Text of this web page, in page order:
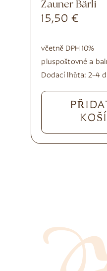
Zauner Bärli
15,50€
včetně DPH 10%
pluspoštovné a
Dodací lhůta: 2–4